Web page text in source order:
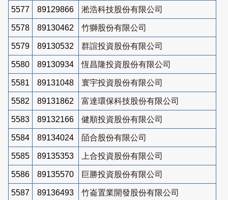
5577 89129866 淞浩科技股份有限公司
5578 89130462 竹獅股份有限公司
5579 89130532 群誼投資股份有限公司
5580 89130934 恆昌隆投資股份有限公司
5581 89131048 寰宇投資股份有限公司
5582 89131862 富達環保科技股份有限公司
5583 89132166 健順投資股份有限公司
5584 89134024 皕合股份有限公司
5585 89135353 上合投資股份有限公司
5586 89135570 巨勝投資股份有限公司
5587 89136493 竹崙置業開發股份有限公司